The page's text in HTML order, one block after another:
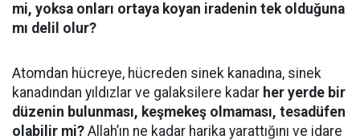
mi, yoksa onları ortaya koyan iradenin tek olduğuna
mı delil olur?
Atomdan hücreye, hücreden sinek kanadına, sinek
kanadından yıldızlar ve galaksilere kadar her yerde bir
düzenin bulunması, keşmekeş olmaması, tesadüfen
olabilir mi? Allah’ın ne kadar harika yarattığını ve idare